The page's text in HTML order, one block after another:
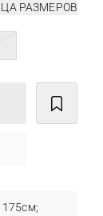
РАЗМЕРОВ